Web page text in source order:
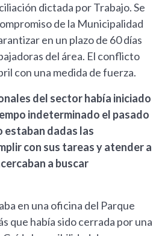
dictada por Trabajo. Se
de la Municipalidad
en un plazo de 60 días
del área. El conflicto
con una medida de fuerza.
del sector había iniciado
indeterminado el pasado
estaban dadas las
con sus tareas y atender a
a buscar
en una oficina del Parque
que había sido cerrada por una